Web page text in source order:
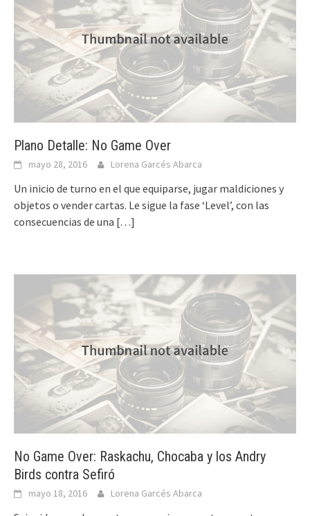
Plano Detalle: No Game Over
mayo 28, 2016 Lorena Garcés Abarca
Un inicio de turno en el que equiparse, jugar maldiciones y
objetos o vender cartas. Le sigue la fase ‘Level’, con las
consecuencias de una […]
No Game Over: Raskachu, Chocaba y los Andry
Birds contra Sefiró
mayo 18, 2016 Lorena Garcés Abarca